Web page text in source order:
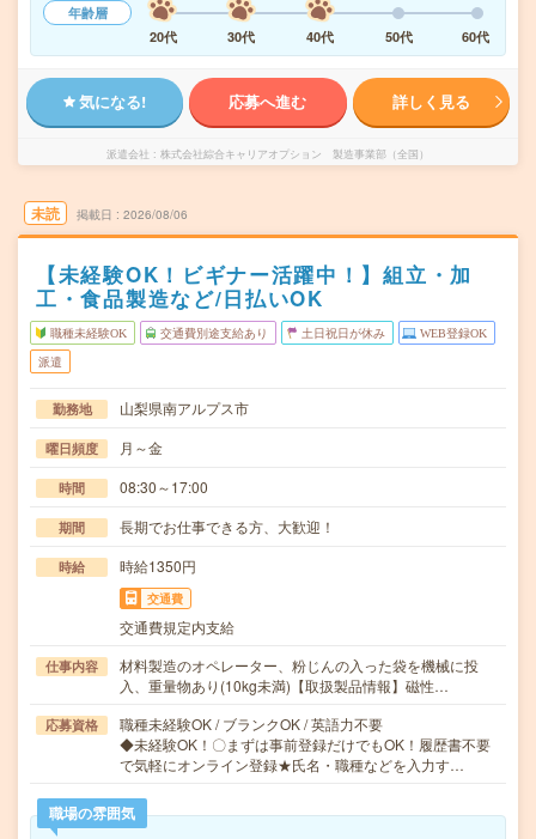
年齢層
20代
30代 40代 50代 60代
気になる! 応募へ進む 詳しく見る
派遣会社 株式会社綜合キャリアオプション 製造事業部（全国）
未読 掲載日 2026/08/06
【未経験OK！ビギナー活躍中！】組立・加
工・食品製造など/日払いOK
職種未経験OK 交通費別途支給あり 土日祝日が休み WEB登録OK
派遣
勤務地 山梨県南アルプス市
曜日頻度 月～金
時間 08:30～17:00
期間 長期でお仕事できる方、大歓迎！
時給 時給1350円
交通費
交通費規定内支給
仕事内容
材料製造のオペレーター、粉じんの入った袋を機械に投
入、重量物あり(10kg未満)【取扱製品情報】磁性…
応募資格
職種未経験OK / ブランクOK / 英語力不要
◆未経験OK！〇まずは事前登録だけでもOK！履歴書不要
で気軽にオンライン登録★氏名・職種などを入力す…
職場の雰囲気